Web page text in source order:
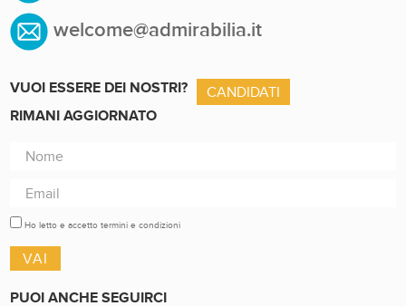
welcome@admirabilia.it
VUOI ESSERE DEI NOSTRI?
CANDIDATI
RIMANI AGGIORNATO
Ho letto e accetto termini e condizioni
PUOI ANCHE SEGUIRCI